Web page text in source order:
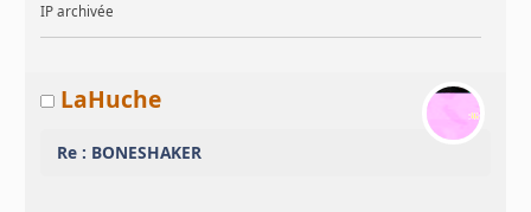
IP archivée
LaHuche
Re : BONESHAKER